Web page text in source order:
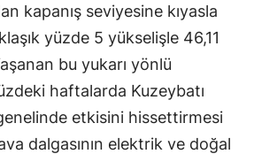
kapanış seviyesine kıyasla
yüzde 5 yükselişle 46,11
bu yukarı yönlü
haftalarda Kuzeybatı
etkisini hissettirmesi
dalgasının elektrik ve doğal